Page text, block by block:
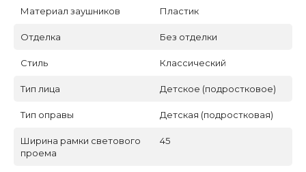
Материал заушников Пластик
Отделка Без отделки
Стиль Классический
Тип лица Детское (подростковое)
Тип оправы Детская (подростковая)
Ширина рамки светового
проема
45